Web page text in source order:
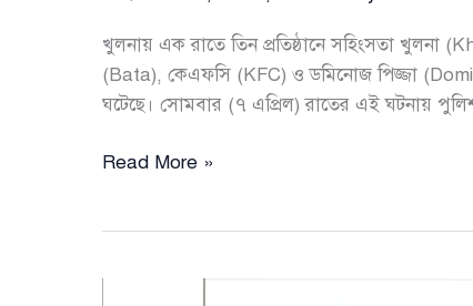
খুলনায় এক রাতে তিন প্রতিষ্ঠানে সহিংসতা খুলনা
(Bata), কেএফসি (KFC) ও ডমিনোজ পিজ্জা
ঘটেছে। সোমবার (৭ এপ্রিল) রাতের এই ঘটনায়
খুলনায়
ডমিনোজে
Read More »